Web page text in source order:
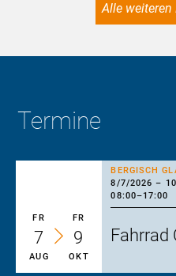
Alle weiteren
Termine
BERGISCH
8/7/2026 –
08:00–17:00
FR FR
7 9
AUG OKT
Fahrrad